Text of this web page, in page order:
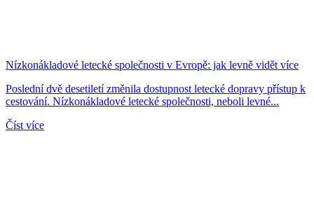
Nízkonákladové letecké společnosti v Evropě: jak levně vidět více
Poslední dvě desetiletí změnila dostupnost letecké dopravy přístup k
cestování. Nízkonákladové letecké společnosti, neboli levné...
Číst více